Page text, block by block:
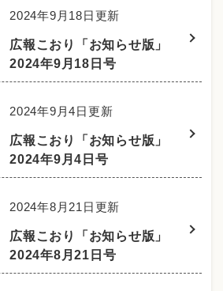
2024年9月18日更新
広報こおり「お知らせ版」
2024年9月18日号
2024年9月4日更新
広報こおり「お知らせ版」
2024年9月4日号
2024年8月21日更新
広報こおり「お知らせ版」
2024年8月21日号